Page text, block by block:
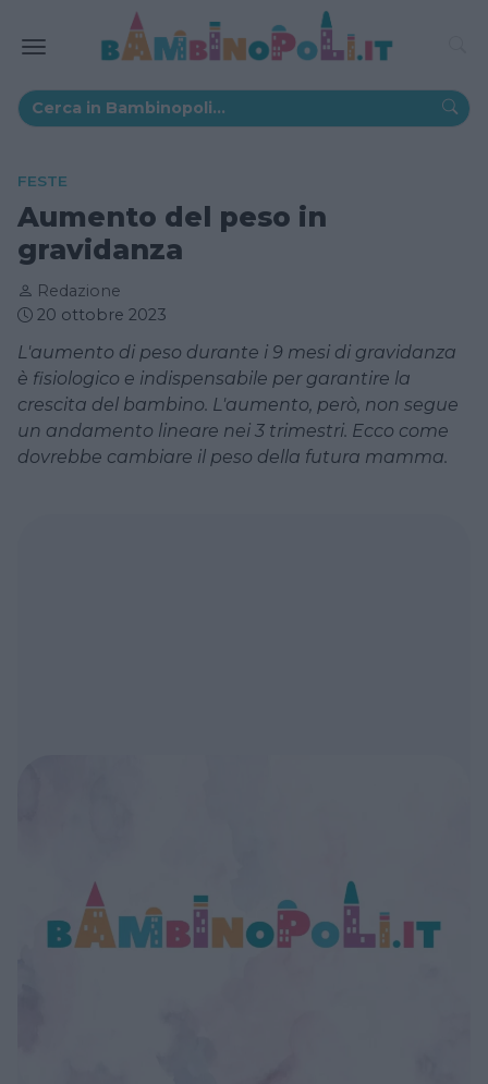
FESTE
Aumento del peso in
gravidanza
Redazione
20 ottobre 2023
L'aumento di peso durante i 9 mesi di gravidanza
è fisiologico e indispensabile per garantire la
crescita del bambino. L'aumento, però, non segue
un andamento lineare nei 3 trimestri. Ecco come
dovrebbe cambiare il peso della futura mamma.